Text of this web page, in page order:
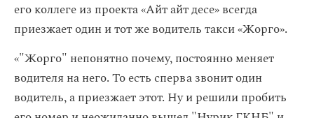
его коллеге из проекта «Айт айт десе» всегда
приезжает один и тот же водитель такси «Жорго».
«"Жорго" непонятно почему, постоянно меняет
водителя на него. То есть сперва звонит один
водитель, а приезжает этот. Ну и решили пробить